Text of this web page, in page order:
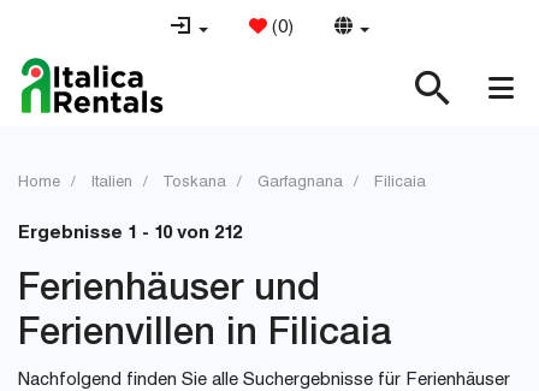
(0)
Home Italien Toskana Garfagnana Filicaia
Ergebnisse 1 - 10 von 212
Ferienhäuser und
Ferienvillen in Filicaia
Nachfolgend finden Sie alle Suchergebnisse für Ferienhäuser